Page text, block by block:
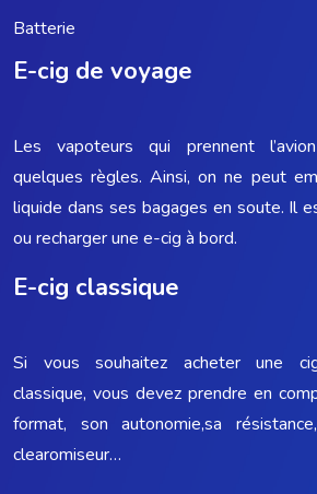
Batterie
E-cig de voyage
Les vapoteurs qui prennent
quelques règles. Ainsi, on ne peut
liquide dans ses bagages en soute. Il
ou recharger une e-cig à bord.
E-cig classique
Si vous souhaitez acheter une
classique, vous devez prendre en
format, son autonomie,sa
clearomiseur…